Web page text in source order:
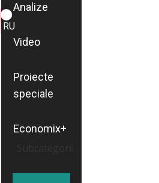
ROMÂNĂ
RU
Analize
Video
Proiecte
speciale
Economix+